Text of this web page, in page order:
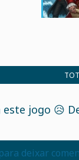
jogo 😥
deixar